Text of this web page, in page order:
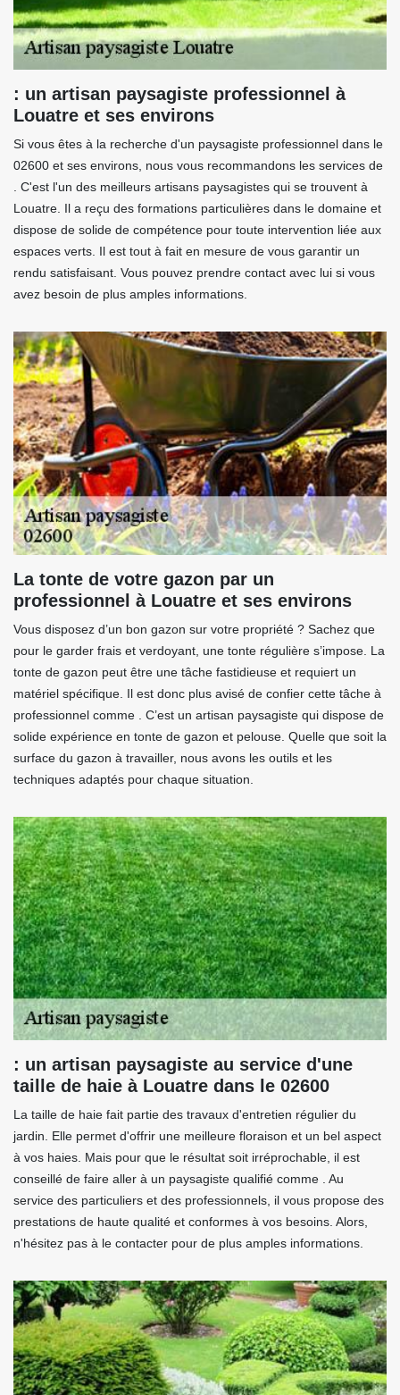
: un artisan paysagiste professionnel à
Louatre et ses environs
Si vous êtes à la recherche d'un paysagiste professionnel dans le
02600 et ses environs, nous vous recommandons les services de
. C'est l'un des meilleurs artisans paysagistes qui se trouvent à
Louatre. Il a reçu des formations particulières dans le domaine et
dispose de solide de compétence pour toute intervention liée aux
espaces verts. Il est tout à fait en mesure de vous garantir un
rendu satisfaisant. Vous pouvez prendre contact avec lui si vous
avez besoin de plus amples informations.
La tonte de votre gazon par un
professionnel à Louatre et ses environs
Vous disposez d’un bon gazon sur votre propriété ? Sachez que
pour le garder frais et verdoyant, une tonte régulière s’impose. La
tonte de gazon peut être une tâche fastidieuse et requiert un
matériel spécifique. Il est donc plus avisé de confier cette tâche à
professionnel comme . C’est un artisan paysagiste qui dispose de
solide expérience en tonte de gazon et pelouse. Quelle que soit la
surface du gazon à travailler, nous avons les outils et les
techniques adaptés pour chaque situation.
: un artisan paysagiste au service d'une
taille de haie à Louatre dans le 02600
La taille de haie fait partie des travaux d'entretien régulier du
jardin. Elle permet d'offrir une meilleure floraison et un bel aspect
à vos haies. Mais pour que le résultat soit irréprochable, il est
conseillé de faire aller à un paysagiste qualifié comme . Au
service des particuliers et des professionnels, il vous propose des
prestations de haute qualité et conformes à vos besoins. Alors,
n'hésitez pas à le contacter pour de plus amples informations.